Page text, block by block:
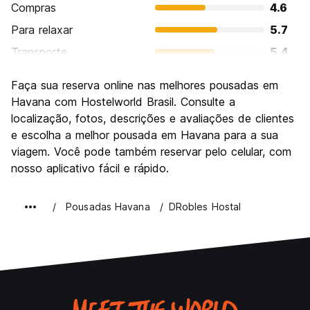
Compras
4.6
Para relaxar
5.7
Transporte
5.4
Cultura
Festas / vida noturna
6.6
Custo-beneficio
6.9
Faça sua reserva online nas melhores pousadas em
Havana com Hostelworld Brasil. Consulte a
localização, fotos, descrições e avaliações de clientes
e escolha a melhor pousada em Havana para a sua
viagem. Você pode também reservar pelo celular, com
nosso aplicativo fácil e rápido.
Pousadas Havana DRobles Hostal